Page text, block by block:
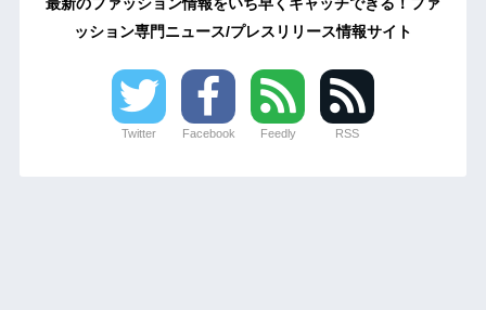
ッション専門ニュース/プレスリリース情報サイト
Twitter Facebook Feedly RSS